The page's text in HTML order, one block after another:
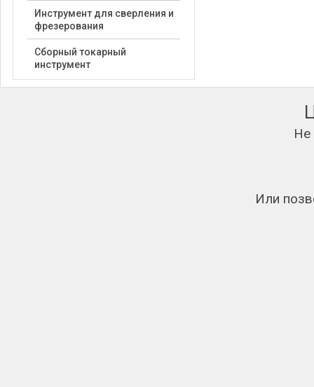
Инструмент для сверления и
фрезерования
Сборный токарный
инструмент
Не
Или